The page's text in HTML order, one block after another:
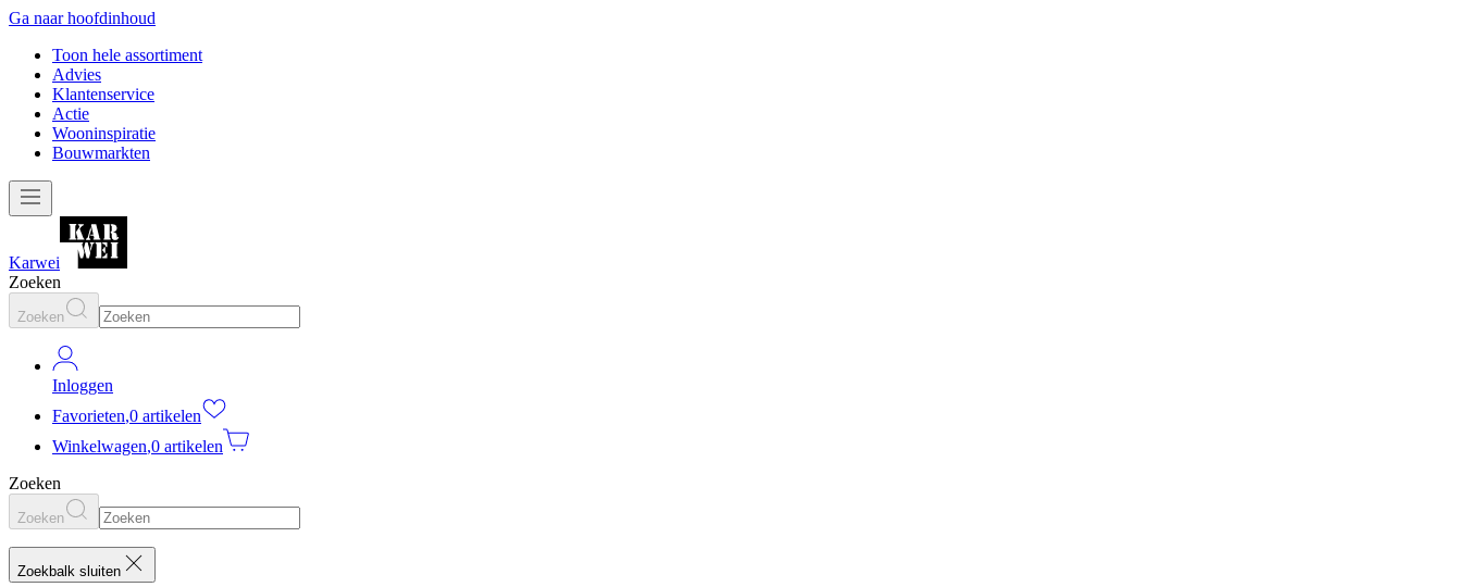
Ga naar hoofdinhoud
Toon hele assortiment
Advies
Klantenservice
Actie
Wooninspiratie
Bouwmarkten
Karwei
Zoeken
Zoeken
Inloggen
Favorieten,0 artikelen
Winkelwagen,0 artikelen
Zoeken
Zoeken
Zoekbalk sluiten